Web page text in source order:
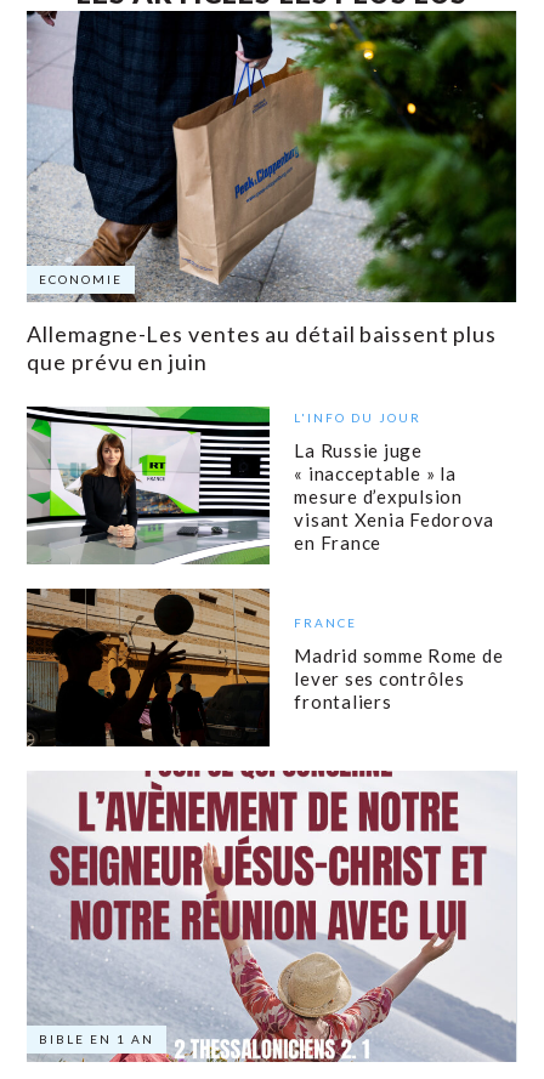
ECONOMIE
Allemagne-Les ventes au détail baissent plus
que prévu en juin
L'INFO DU JOUR
La Russie juge
« inacceptable » la
mesure d’expulsion
visant Xenia Fedorova
en France
FRANCE
Madrid somme Rome de
lever ses contrôles
frontaliers
BIBLE EN 1 AN